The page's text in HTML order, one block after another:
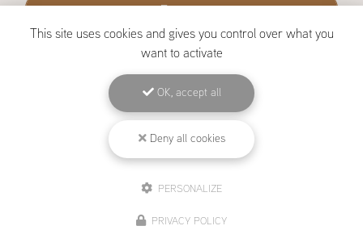
Plan du site -Liens utiles
Création et référencement de site Internet
This site uses cookies and gives you control over what you
want to activate
OK, accept all
Deny all cookies
PERSONALIZE
PRIVACY POLICY